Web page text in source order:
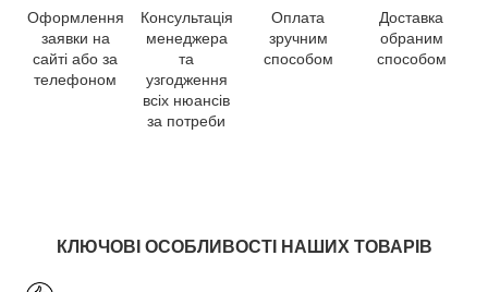
Оформлення
заявки на
сайті або за
телефоном
Консультація
менеджера
та
узгодження
всіх нюансів
за потреби
Оплата
зручним
способом
Доставка
обраним
способом
КЛЮЧОВІ ОСОБЛИВОСТІ НАШИХ ТОВАРІВ